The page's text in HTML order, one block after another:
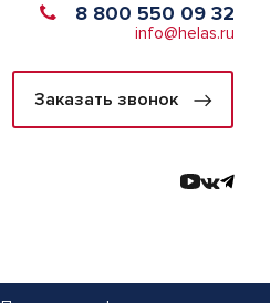
8 800 550 09 32
info@helas.ru
Заказать звонок